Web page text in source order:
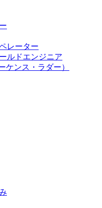
レーター
ルドエンジニア
ケンス・ラダー）